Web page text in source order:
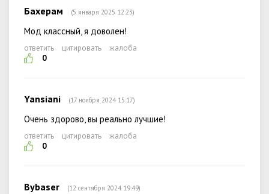
Бахерам (5 января 2025 12:23)
Мод классный, я доволен!
ответить цитировать
жалоба
0
Yansiani (17 ноября 2024 15:17)
Очень здорово, вы реально лучшие!
ответить цитировать
жалоба
0
Bybaser (12 сентября 2024 19:49)